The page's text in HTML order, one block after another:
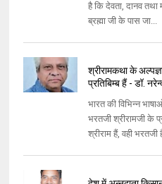
है कि देवता, दानव तथा
ब्रह्मा जी के पास जा...
श्रीरामकथा के
प्रतिबिम्ब हैं - डॉ.
भारत की विभिन्न
भरतजी श्रीरामजी के
श्रीराम हैं, वही भरतजी